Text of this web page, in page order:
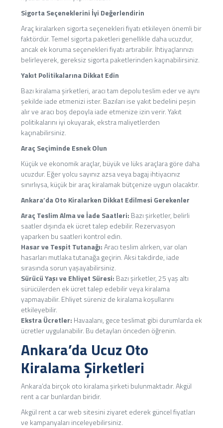
Sigorta Seçeneklerini İyi Değerlendirin
Araç kiralarken sigorta seçenekleri fiyatı etkileyen önemli bir
faktördür. Temel sigorta paketleri genellikle daha ucuzdur,
ancak ek koruma seçenekleri fiyatı artırabilir. İhtiyaçlarınızı
belirleyerek, gereksiz sigorta paketlerinden kaçınabilirsiniz.
Yakıt Politikalarına Dikkat Edin
Bazı kiralama şirketleri, aracı tam depolu teslim eder ve aynı
şekilde iade etmenizi ister. Bazıları ise yakıt bedelini peşin
alır ve aracı boş depoyla iade etmenize izin verir. Yakıt
politikalarını iyi okuyarak, ekstra maliyetlerden
kaçınabilirsiniz.
Araç Seçiminde Esnek Olun
Küçük ve ekonomik araçlar, büyük ve lüks araçlara göre daha
ucuzdur. Eğer yolcu sayınız azsa veya bagaj ihtiyacınız
sınırlıysa, küçük bir araç kiralamak bütçenize uygun olacaktır.
Ankara’da Oto Kiralarken Dikkat Edilmesi Gerekenler
Araç Teslim Alma ve İade Saatleri: Bazı şirketler, belirli
saatler dışında ek ücret talep edebilir. Rezervasyon
yaparken bu saatleri kontrol edin.
Hasar ve Tespit Tutanağı:Aracı teslim alırken, var olan
hasarları mutlaka tutanağa geçirin. Aksi takdirde, iade
sırasında sorun yaşayabilirsiniz.
Sürücü Yaşı ve Ehliyet Süresi: Bazı şirketler, 25 yaş altı
sürücülerden ek ücret talep edebilir veya kiralama
yapmayabilir. Ehliyet süreniz de kiralama koşullarını
etkileyebilir.
Ekstra Ücretler: Havaalanı, gece teslimat gibi durumlarda ek
ücretler uygulanabilir. Bu detayları önceden öğrenin.
Ankara’da Ucuz Oto
Kiralama Şirketleri
Ankara’da birçok oto kiralama şirketi bulunmaktadır. Akgül
rent a car bunlardan biridir.
Akgül rent a car web sitesini ziyaret ederek güncel fiyatları
ve kampanyaları inceleyebilirsiniz.